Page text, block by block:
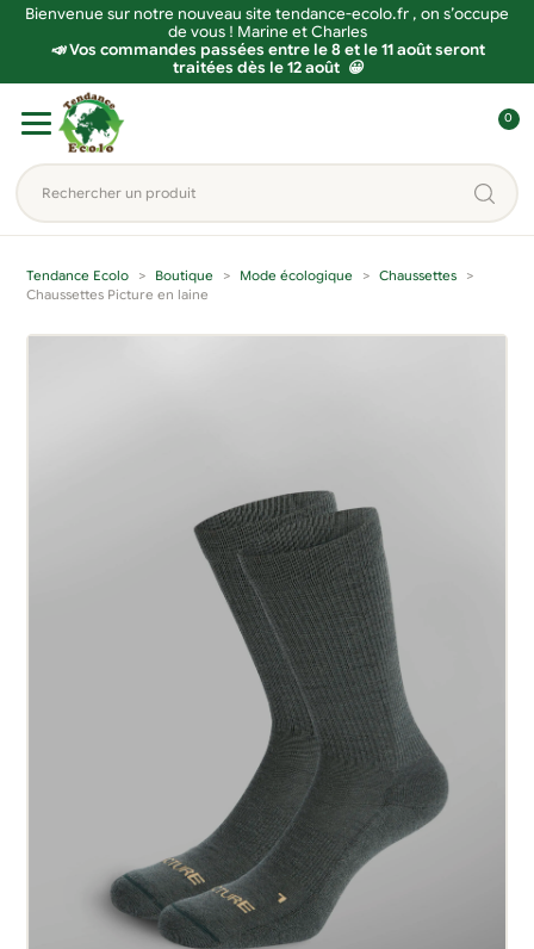
Bienvenue sur notre nouveau site tendance-ecolo.fr , on s’occupe
de vous ! Marine et Charles
📣 Vos commandes passées entre le 8 et le 11 août seront
traitées dès le 12 août 😀
navigation
contenu
Rechercher
un
produit...
o
n
0
Tendance Ecolo Boutique Mode écologique
Chaussettes
Chaussettes Picture en laine